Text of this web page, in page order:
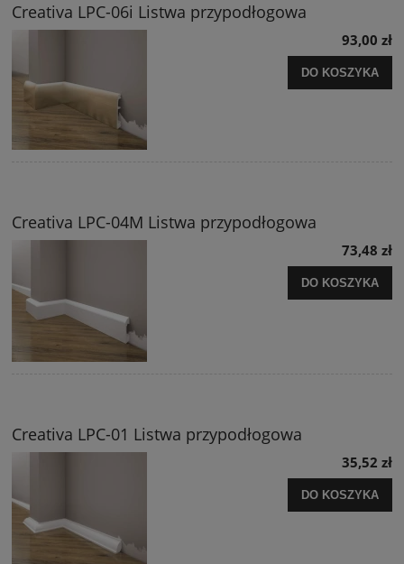
Creativa LPC-06i Listwa przypodłogowa
93,00 zł
DO KOSZYKA
Creativa LPC-04M Listwa przypodłogowa
73,48 zł
DO KOSZYKA
Creativa LPC-01 Listwa przypodłogowa
35,52 zł
DO KOSZYKA